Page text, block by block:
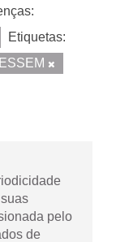
Etiquetas:
pelo
de